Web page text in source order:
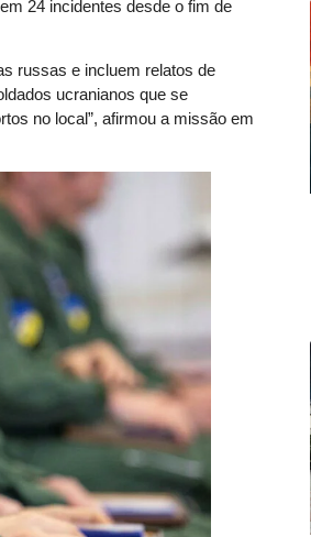
24 incidentes desde o fim de
russas e incluem relatos de
ucranianos que se
no local”, afirmou a missão em